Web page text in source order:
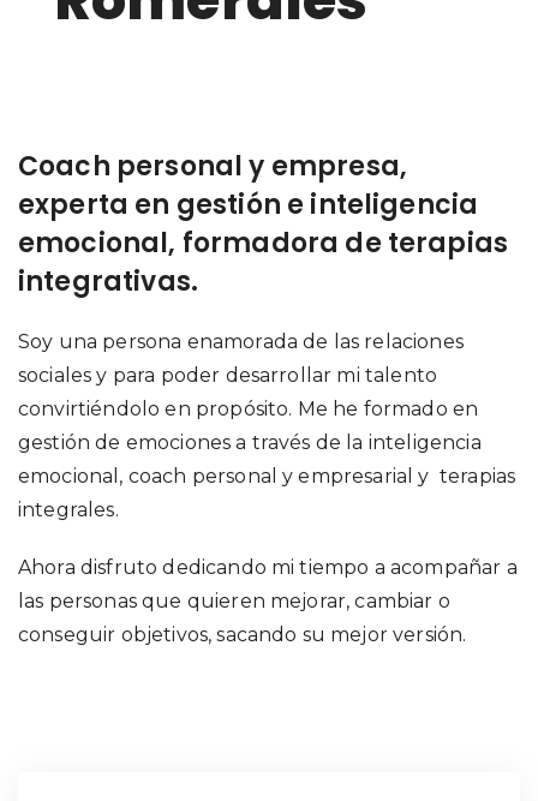
Coach personal y empresa,
experta en gestión e inteligencia
emocional, formadora de terapias
integrativas.
Soy una persona enamorada de las relaciones
sociales y para poder desarrollar mi talento
convirtiéndolo en propósito. Me he formado en
gestión de emociones a través de la inteligencia
emocional, coach personal y empresarial y terapias
integrales.
Ahora disfruto dedicando mi tiempo a acompañar a
las personas que quieren mejorar, cambiar o
conseguir objetivos, sacando su mejor versión.